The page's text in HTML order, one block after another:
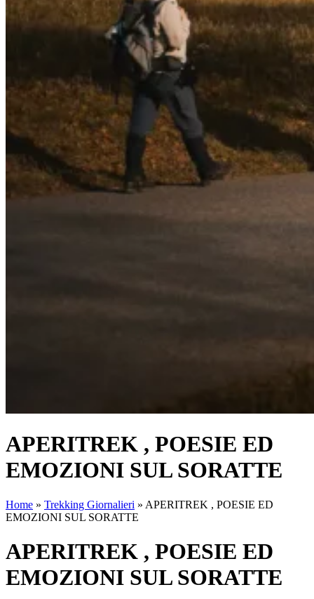
APERITREK , POESIE ED
EMOZIONI SUL SORATTE
Home » Trekking Giornalieri » APERITREK , POESIE ED
EMOZIONI SUL SORATTE
APERITREK , POESIE ED
EMOZIONI SUL SORATTE